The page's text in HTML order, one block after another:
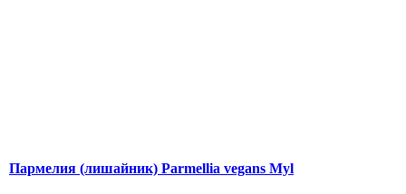
Пармелия (лишайник) Parmellia vegans Myl